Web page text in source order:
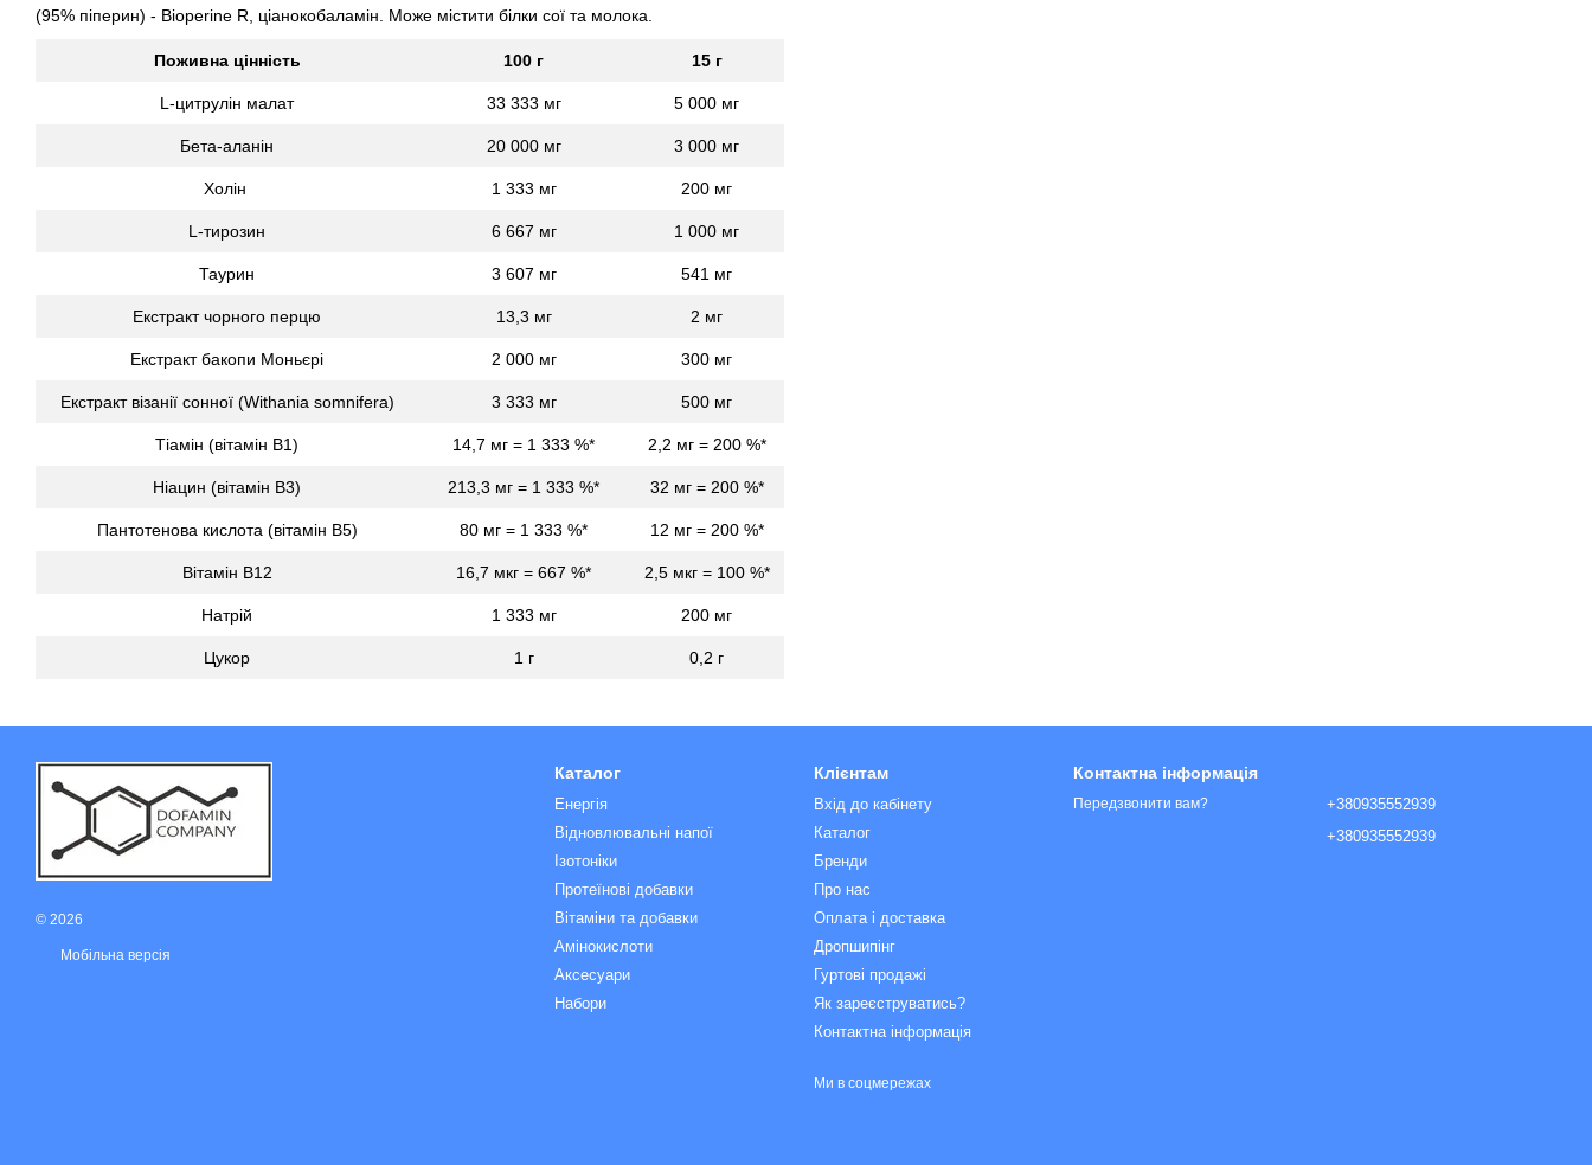
(95% піперин) - Bioperine R, ціанокобаламін. Може містити білки сої та молока.
Поживна цінність 100 г 15 г
L-цитрулін малат 33 333 мг 5 000 мг
Бета-аланін 20 000 мг 3 000 мг
Холін 1 333 мг 200 мг
L-тирозин 6 667 мг 1 000 мг
Таурин 3 607 мг 541 мг
Екстракт чорного перцю 13,3 мг 2 мг
Екстракт бакопи Моньєрі 2 000 мг 300 мг
Екстракт візанії сонної (Withania somnifera) 3 333 мг 500 мг
Тіамін (вітамін B1) 14,7 мг = 1 333 %* 2,2 мг = 200 %*
Ніацин (вітамін B3) 213,3 мг = 1 333 %* 32 мг = 200 %*
Пантотенова кислота (вітамін B5) 80 мг = 1 333 %* 12 мг = 200 %*
Вітамін B12 16,7 мкг = 667 %* 2,5 мкг = 100 %*
Натрій 1 333 мг 200 мг
Цукор 1 г 0,2 г
© 2026
Мобільна версія
Каталог
Енергія
Відновлювальні напої
Ізотоніки
Протеїнові добавки
Вітаміни та добавки
Амінокислоти
Аксесуари
Набори
Клієнтам
Вхід до кабінету
Каталог
Бренди
Про нас
Оплата і доставка
Дропшипінг
Гуртові продажі
Як зареєструватись?
Контактна інформація
Ми в соцмережах
Контактна інформація
Передзвонити вам?
+380935552939
+380935552939